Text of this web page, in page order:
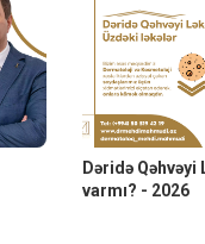
Dəridə
varmı? - 2026